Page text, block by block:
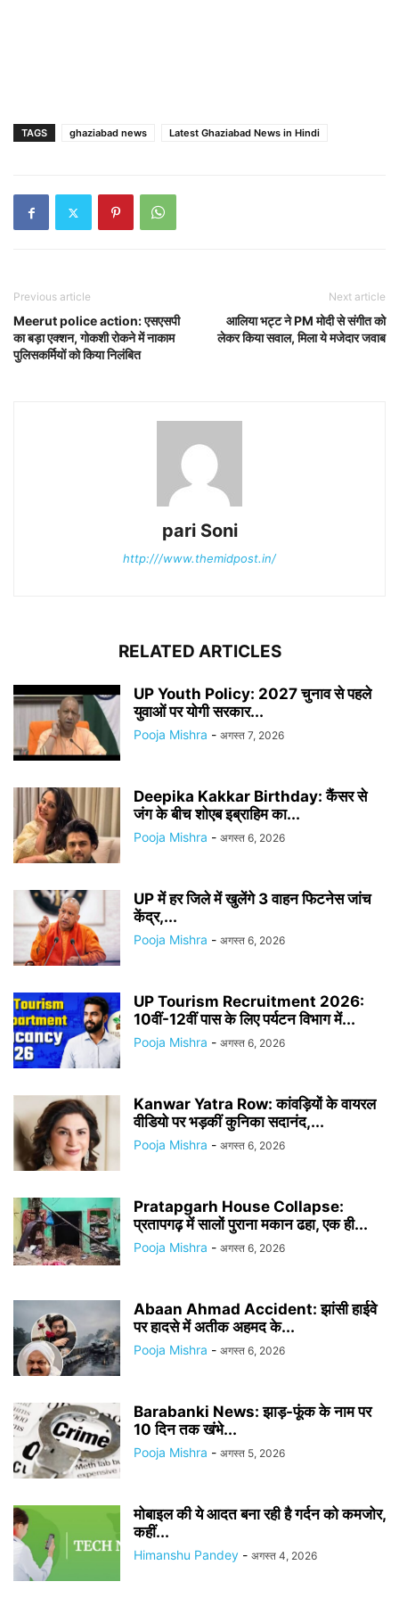
TAGS ghaziabad news Latest Ghaziabad News in Hindi
Previous article
Meerut police action: एसएसपी
का बड़ा एक्शन, गोकशी रोकने में नाकाम
पुलिसकर्मियों को किया निलंबित
Next article
आलिया भट्ट ने PM मोदी से संगीत को
लेकर किया सवाल, मिला ये मजेदार जवाब
pari Soni
http:///www.themidpost.in/
RELATED ARTICLES
UP Youth Policy: 2027 चुनाव से पहले
युवाओं पर योगी सरकार...
Pooja Mishra - अगस्त 7, 2026
Deepika Kakkar Birthday: कैंसर से
जंग के बीच शोएब इब्राहिम का...
Pooja Mishra - अगस्त 6, 2026
UP में हर जिले में खुलेंगे 3 वाहन फिटनेस जांच
केंद्र,...
Pooja Mishra - अगस्त 6, 2026
UP Tourism Recruitment 2026:
10वीं-12वीं पास के लिए पर्यटन विभाग में...
Pooja Mishra - अगस्त 6, 2026
Kanwar Yatra Row: कांवड़ियों के वायरल
वीडियो पर भड़कीं कुनिका सदानंद,...
Pooja Mishra - अगस्त 6, 2026
Pratapgarh House Collapse:
प्रतापगढ़ में सालों पुराना मकान ढहा, एक ही...
Pooja Mishra - अगस्त 6, 2026
Abaan Ahmad Accident: झांसी हाईवे
पर हादसे में अतीक अहमद के...
Pooja Mishra - अगस्त 6, 2026
Barabanki News: झाड़-फूंक के नाम पर
10 दिन तक खंभे...
Pooja Mishra - अगस्त 5, 2026
मोबाइल की ये आदत बना रही है गर्दन को कमजोर,
कहीं...
Himanshu Pandey - अगस्त 4, 2026